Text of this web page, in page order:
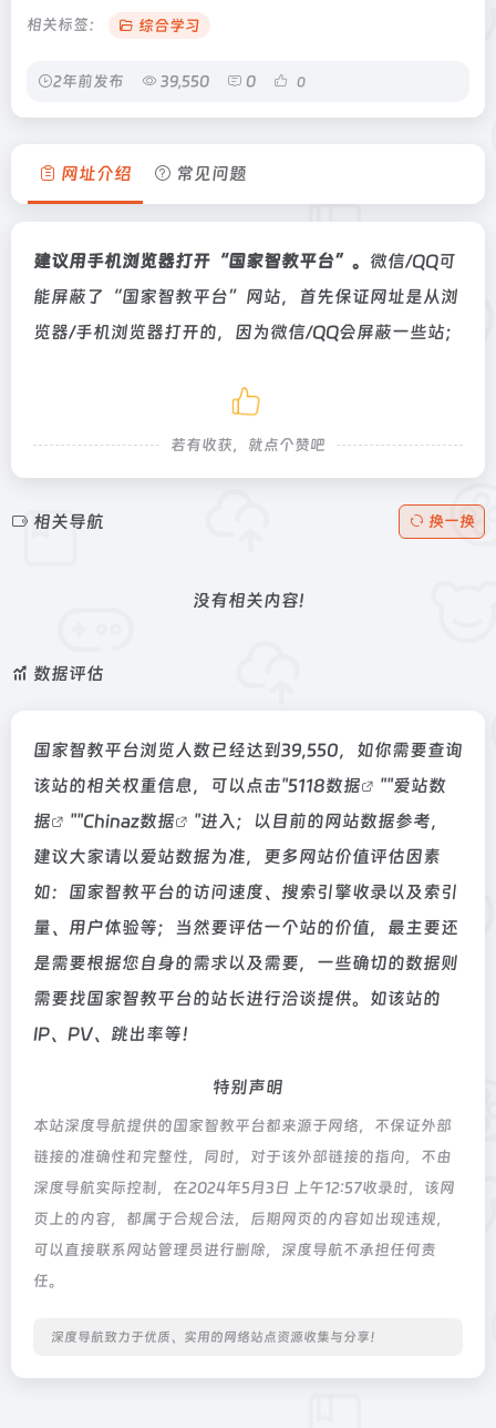
相关标签： 综合学习
2年前发布 39,550 0 0
网址介绍 常见问题
建议用手机浏览器打开“国家智教平台”。 微信/QQ可
能屏蔽了“国家智教平台”网站，首先保证网址是从浏
览器/手机浏览器打开的，因为微信/QQ会屏蔽一些站；
若有收获，就点个赞吧
相关导航 换一换
没有相关内容!
数据评估
国家智教平台浏览人数已经达到39,550，如你需要查询
该站的相关权重信息，可以点击"5118数据 ""爱站数
据
""Chinaz数据
"进入；以目前的网站数据参考，
建议大家请以爱站数据为准，更多网站价值评估因素
如：国家智教平台的访问速度、搜索引擎收录以及索引
量、用户体验等；当然要评估一个站的价值，最主要还
是需要根据您自身的需求以及需要，一些确切的数据则
需要找国家智教平台的站长进行洽谈提供。如该站的
IP、PV、跳出率等！
特别声明
本站深度导航提供的国家智教平台都来源于网络，不保证外部
链接的准确性和完整性，同时，对于该外部链接的指向，不由
深度导航实际控制，在2024年5月3日 上午12:57收录时，该网
页上的内容，都属于合规合法，后期网页的内容如出现违规，
可以直接联系网站管理员进行删除，深度导航不承担任何责
任。
深度导航致力于优质、实用的网络站点资源收集与分享！